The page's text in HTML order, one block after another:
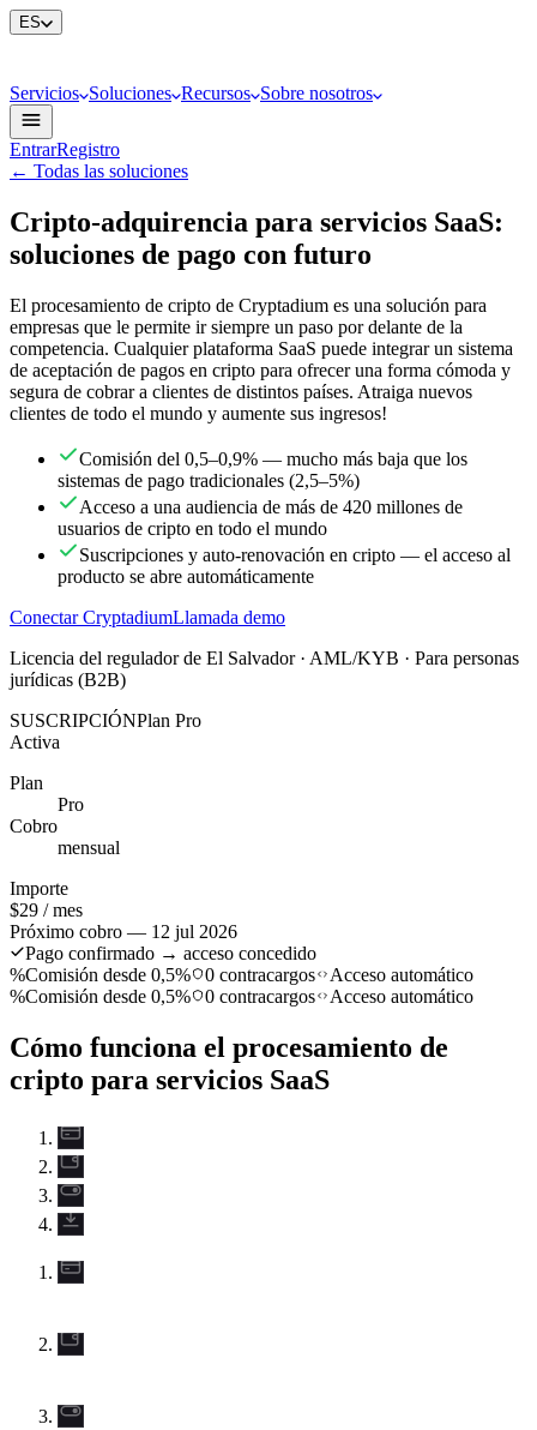
ES
Servicios Soluciones Recursos Sobre nosotros
EntrarRegistro
← Todas las soluciones
Cripto-adquirencia para servicios SaaS:
soluciones de pago con futuro
El procesamiento de cripto de Cryptadium es una solución para
empresas que le permite ir siempre un paso por delante de la
competencia. Cualquier plataforma SaaS puede integrar un sistema
de aceptación de pagos en cripto para ofrecer una forma cómoda y
segura de cobrar a clientes de distintos países. Atraiga nuevos
clientes de todo el mundo y aumente sus ingresos!
Comisión del 0,5–0,9% — mucho más baja que los
sistemas de pago tradicionales (2,5–5%)
Acceso a una audiencia de más de 420 millones de
usuarios de cripto en todo el mundo
Suscripciones y auto-renovación en cripto — el acceso al
producto se abre automáticamente
Conectar CryptadiumLlamada demo
Licencia del regulador de El Salvador · AML/KYB · Para personas
jurídicas (B2B)
SUSCRIPCIÓNPlan Pro
Activa
Plan
Pro
Cobro
mensual
Importe
$29 / mes
Próximo cobro — 12 jul 2026
Pago confirmado → acceso concedido
%Comisión desde 0,5% 0 contracargos
Acceso automático
%Comisión desde 0,5% 0 contracargos Acceso automático
Cómo funciona el procesamiento de
cripto para servicios SaaS